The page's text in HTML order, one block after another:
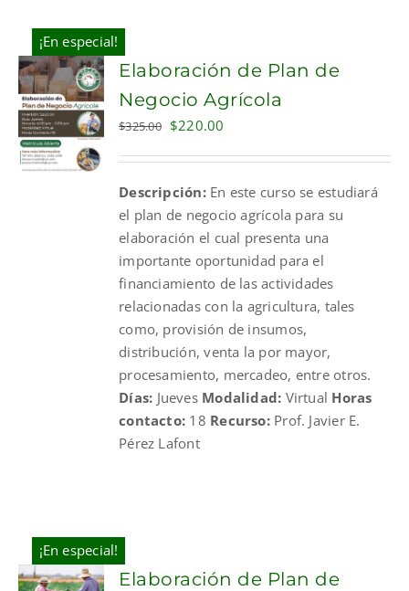
¡En especial!
ADD TO
CART
Elaboración de Plan de
Negocio Agrícola
$325.00 Original
$325.00.
$220.00
$220.00.
Descripción:En este curso se estudiará
el plan de negocio agrícola para su
elaboración el cual presenta una
importante oportunidad para el
financiamiento de las actividades
relacionadas con la agricultura, tales
como, provisión de insumos,
distribución, venta la por mayor,
procesamiento, mercadeo, entre otros.
Días: Jueves Modalidad: Virtual Horas
contacto: 18 Recurso:Prof. Javier E.
Pérez Lafont
¡En especial!
ADD TO
Elaboración de Plan de